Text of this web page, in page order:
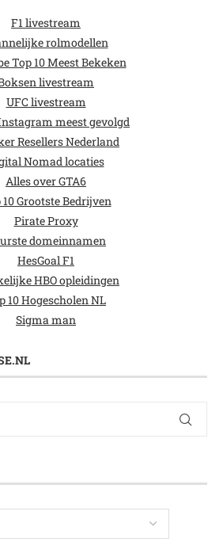
F1 livestream
rolmodellen
Top 10 Meest Bekeken
livestream
UFC livestream
meest gevolgd
Resellers Nederland
Nomad locaties
Alles over GTA6
10 Grootste Bedrijven
Pirate Proxy
domeinnamen
HesGoal F1
HBO opleidingen
10 Hogescholen NL
Sigma man